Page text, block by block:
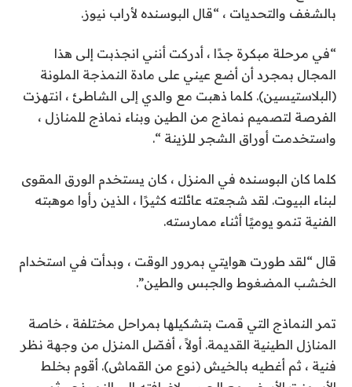
بالشغف والتحديات ، “قال البوسنده لأراب نيوز.
“في مرحلة مبكرة جدًا ، أدركت أنني انجذبت إلى هذا
المجال بمجرد أن أضع عيني على مادة النمذجة الملونة
(البلاستيسين). كلما ذهبت مع والدي إلى الشاطئ ، انتهزت
الفرصة لتصميم نماذج من الطين وبناء نماذج للمنازل ،
واستخدمت أوراق الشجر للزينة “.
كلما كان البوسنده في المنزل ، كان يستخدم الورق المقوى
لبناء البيوت. لقد شجعته عائلته كثيرًا ، الذين رأوا موهبته
الفنية تنمو يوميًا أثناء ممارسته.
قال “لقد طورت هوايتي بمرور الوقت ، وبدأت في استخدام
الخشب المضغوط والجبس والطين”.
تمر النماذج التي قمت بتشكيلها بمراحل مختلفة ، خاصة
المنازل الطينية القديمة. أولاً ، أفصّل المنزل من وجهة نظر
فنية ، ثم أغطيه بالخيش (نوع من القماش). أقوم بخلط